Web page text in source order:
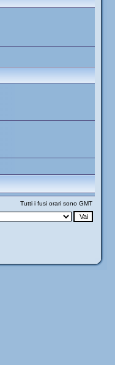
Tutti i fusi orari sono GMT